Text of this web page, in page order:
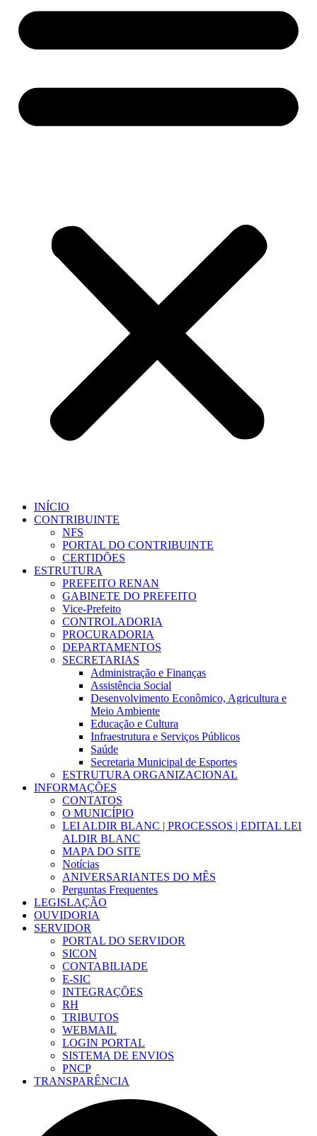
INÍCIO
CONTRIBUINTE
NFS
PORTAL DO CONTRIBUINTE
CERTIDÕES
ESTRUTURA
PREFEITO RENAN
GABINETE DO PREFEITO
Vice-Prefeito
CONTROLADORIA
PROCURADORIA
DEPARTAMENTOS
SECRETARIAS
Administração e Finanças
Assistência Social
Desenvolvimento Econômico, Agricultura e
Meio Ambiente
Educação e Cultura
Infraestrutura e Serviços Públicos
Saúde
Secretaria Municipal de Esportes
ESTRUTURA ORGANIZACIONAL
INFORMAÇÕES
CONTATOS
O MUNICÍPIO
LEI ALDIR BLANC | PROCESSOS | EDITAL LEI
ALDIR BLANC
MAPA DO SITE
Notícias
ANIVERSARIANTES DO MÊS
Perguntas Frequentes
LEGISLAÇÃO
OUVIDORIA
SERVIDOR
PORTAL DO SERVIDOR
SICON
CONTABILIADE
E-SIC
INTEGRAÇÕES
RH
TRIBUTOS
WEBMAIL
LOGIN PORTAL
SISTEMA DE ENVIOS
PNCP
TRANSPARÊNCIA